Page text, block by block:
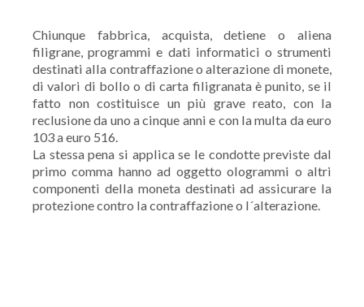
Chiunque fabbrica, acquista, detiene o aliena
filigrane, programmi e dati informatici o strumenti
destinati alla contraffazione o alterazione di monete,
di valori di bollo o di carta filigranata è punito, se il
fatto non costituisce un più grave reato, con la
reclusione da uno a cinque anni e con la multa da euro
103 a euro 516.
La stessa pena si applica se le condotte previste dal
primo comma hanno ad oggetto ologrammi o altri
componenti della moneta destinati ad assicurare la
protezione contro la contraffazione o l´alterazione.